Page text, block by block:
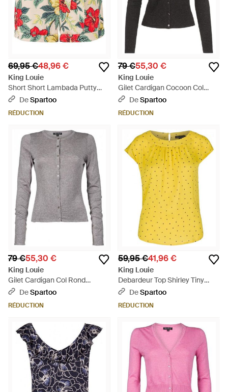
69,95 €48,96 €
King Louie
Short Short Lambada Putty
Ecru - Neutre
DeSpartoo
RÉDUCTION
79 €55,30 €
King Louie
Gilet Cardigan Cocoon Col
Rond - Noir
DeSpartoo
RÉDUCTION
79 €55,30 €
King Louie
Gilet Cardigan Col Rond
Cocoon Light Melange - Gris
DeSpartoo
RÉDUCTION
59,95 €41,96 €
King Louie
Debardeur Top Shirley Tiny
Tango - Jaune
DeSpartoo
RÉDUCTION